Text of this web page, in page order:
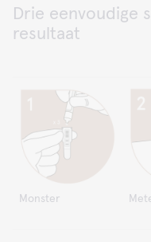
Drie eenvoudige
resultaat
Monster